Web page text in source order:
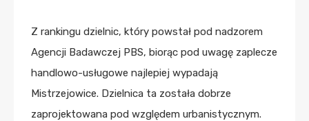
Z rankingu dzielnic, który powstał pod nadzorem
Agencji Badawczej PBS, biorąc pod uwagę zaplecze
handlowo-usługowe najlepiej wypadają
Mistrzejowice. Dzielnica ta została dobrze
zaprojektowana pod względem urbanistycznym.